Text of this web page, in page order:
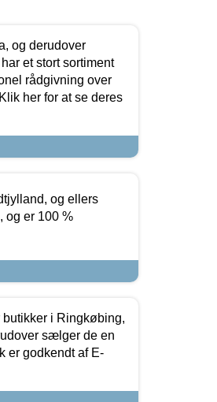
og derudover
et stort sortiment
rådgivning over
her for at se deres
og ellers
og er 100 %
i Ringkøbing,
sælger de en
er godkendt af E-